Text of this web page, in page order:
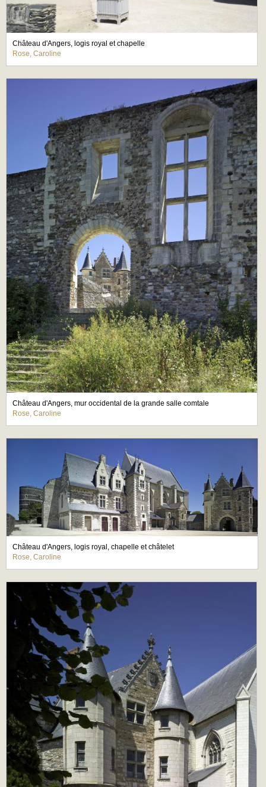
Château d'Angers, logis royal et chapelle
Rose, Caroline
Château d'Angers, mur occidental de la grande salle comtale
Rose, Caroline
Château d'Angers, logis royal, chapelle et châtelet
Rose, Caroline